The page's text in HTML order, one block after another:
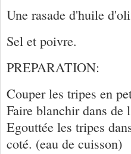
Une rasade d'huile
Sel et poivre.
PREPARATION:
Couper les tripes en
Faire blanchir dans de
Egouttée les tripes
coté. (eau de cuisson)